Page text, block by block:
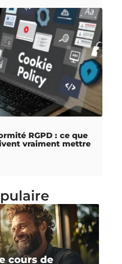
RGPD : ce que
vraiment mettre
cours de